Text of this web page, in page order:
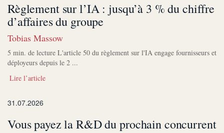
Règlement sur l’IA : jusqu’à 3 % du chiffre
d’affaires du groupe
Tobias Massow
5 min. de lecture L'article 50 du règlement sur l'IA engage fournisseurs et
déployeurs depuis le 2 ...
Lire l’article
31.07.2026
Vous payez la R&D du prochain concurrent